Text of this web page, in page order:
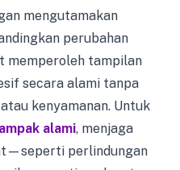
mengutamakan
perubahan
memperoleh tampilan
secara alami tanpa
kenyamanan. Untuk
alami, menjaga
perlindungan